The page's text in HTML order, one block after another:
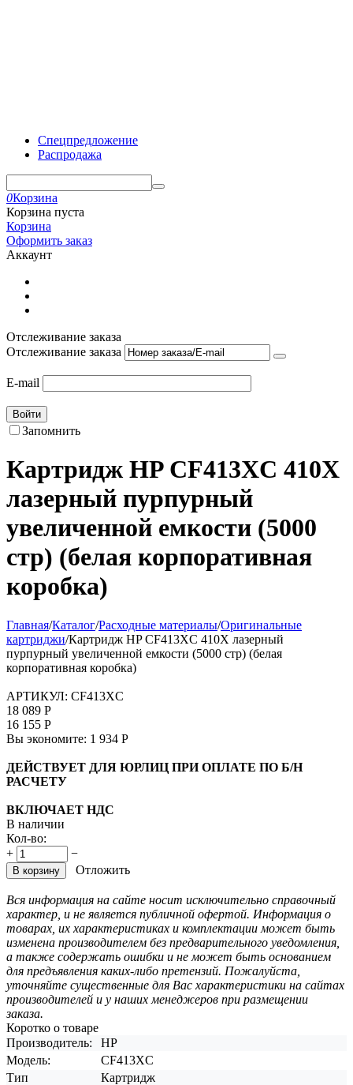
Спецпредложение
Распродажа
0Корзина
Корзина пуста
Корзина
Оформить заказ
Аккаунт
Отслеживание заказа
Отслеживание заказа
E-mail
Войти
Запомнить
Картридж HP CF413XC 410X
лазерный пурпурный
увеличенной емкости (5000
стр) (белая корпоративная
коробка)
Главная/Каталог/Расходные материалы/Оригинальные
картриджи/Картридж HP CF413XC 410X лазерный
пурпурный увеличенной емкости (5000 стр) (белая
корпоративная коробка)
АРТИКУЛ: CF413XC
18 089 Р
16 155 Р
Вы экономите: 1 934 Р
ДЕЙСТВУЕТ ДЛЯ ЮРЛИЦ ПРИ ОПЛАТЕ ПО Б/Н
РАСЧЕТУ
ВКЛЮЧАЕТ НДС
В наличии
Кол-во:
+
−
В корзину Отложить
Вся информация на сайте носит исключительно справочный
характер, и не является публичной офертой. Информация о
товарах, их характеристиках и комплектации может быть
изменена производителем без предварительного уведомления,
а также содержать ошибки и не может быть основанием
для предъявления каких-либо претензий. Пожалуйста,
уточняйте существенные для Вас характеристики на сайтах
производителей и у наших менеджеров при размещении
заказа.
Коротко о товаре
Производитель:
HP
Модель:
CF413XC
Тип
Картридж